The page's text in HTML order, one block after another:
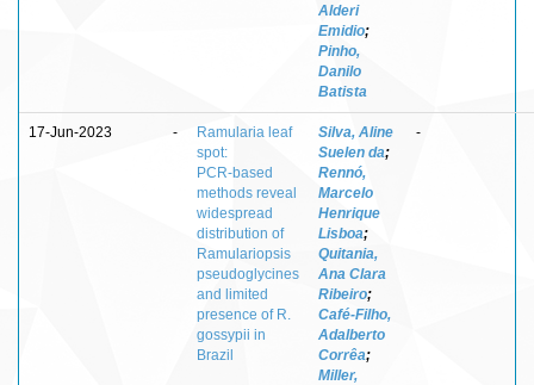
Alderi
Emidio;
Pinho,
Danilo
Batista
17-Jun-2023 -
Ramularia leaf
spot:
PCR‑based
methods reveal
widespread
distribution of
Ramulariopsis
pseudoglycines
and limited
presence of R.
gossypii in
Brazil
Silva, Aline
Suelen da;
Rennó,
Marcelo
Henrique
Lisboa;
Quitania,
Ana Clara
Ribeiro;
Café‑Filho,
Adalberto
Corrêa;
Miller,
-